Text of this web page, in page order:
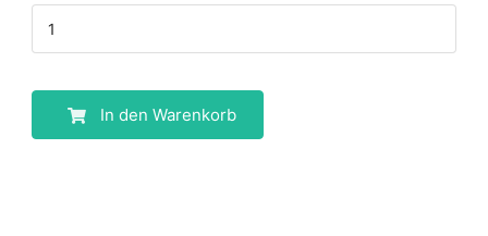
In den Warenkorb